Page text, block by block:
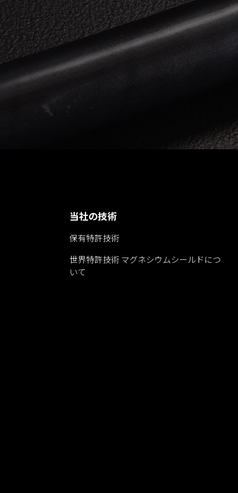
当社の技術
保有特許技術
世界特許技術 マグネシウムシールドにつ
いて